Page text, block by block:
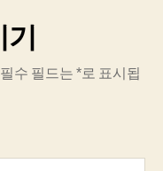
기
필수 필드는*로 표시됩